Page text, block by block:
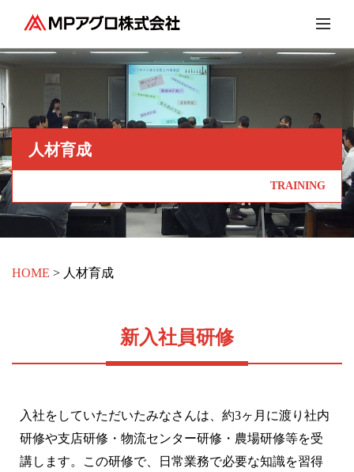
人材育成
TRAINING
HOME 人材育成
新入社員研修
入社をしていただいたみなさんは、約3ヶ月に渡り社内
研修や支店研修・物流センター研修・農場研修等を受
講します。この研修で、日常業務で必要な知識を習得